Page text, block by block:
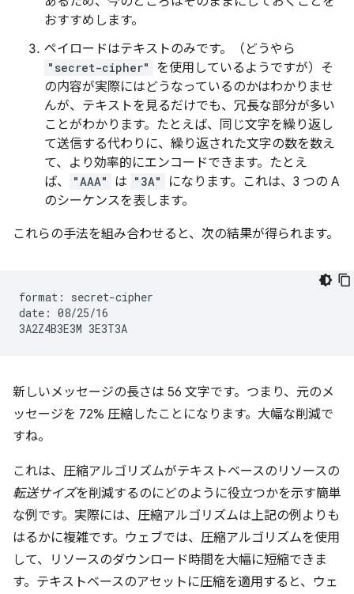
おすすめします。
ペイロードはテキストのみです。（どうやら
"secret-cipher"
を使用しているようですが）そ
の内容が実際にはどうなっているのかはわかりませ
んが、テキストを見るだけでも、冗長な部分が多い
ことがわかります。たとえば、同じ文字を繰り返し
て送信する代わりに、繰り返された文字の数を数え
て、より効率的にエンコードできます。たとえ
ば、
"AAA" は "3A"
になります。これは、3 つの A
のシーケンスを表します。
これらの手法を組み合わせると、次の結果が得られます。
format: secret-cipher
date: 08/25/16
新しいメッセージの長さは 56 文字です。つまり、元のメ
ッセージを 72% 圧縮したことになります。大幅な削減で
すね。
これは、圧縮アルゴリズムがテキストベースのリソースの
転送サイズを削減するのにどのように役立つかを示す簡単
な例です。実際には、圧縮アルゴリズムは上記の例よりも
はるかに複雑です。ウェブでは、圧縮アルゴリズムを使用
して、リソースのダウンロード時間を大幅に短縮できま
す。テキストベースのアセットに圧縮を適用すると、ウェ